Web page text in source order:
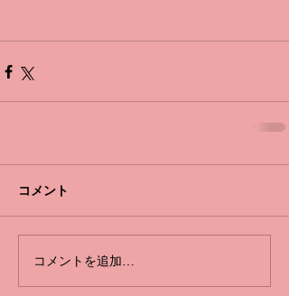
コメント
コメントを追加…